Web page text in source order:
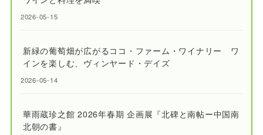
2026-05-15
新緑の葡萄畑が広がるココ・ファーム・ワイナリー ワ
インを楽しむ、ヴィンヤード・デイズ
2026-05-14
華雨蔵珍之館 2026年春期 企画展『北碑と南帖ー中国南
北朝の書』